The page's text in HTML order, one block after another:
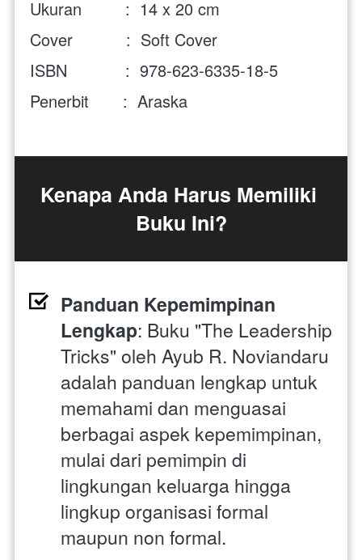
Ukuran         :  14 x 20 cm
Cover           :  Soft Cover
ISBN            :  978-623-6335-18-5
Penerbit       :  Araska
Kenapa Anda Harus Memiliki
Buku Ini?
Panduan Kepemimpinan
Lengkap: Buku "The Leadership
Tricks" oleh Ayub R. Noviandaru
adalah panduan lengkap untuk
memahami dan menguasai
berbagai aspek kepemimpinan,
mulai dari pemimpin di
lingkungan keluarga hingga
lingkup organisasi formal
maupun non formal.